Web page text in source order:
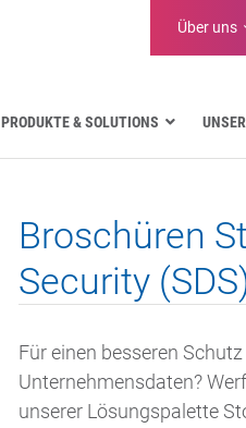
Über uns
PRODUKTE & SOLUTIONS
Kritische Kommunikation
Verteidigung und Militär
Wasserversorgung
Broschüren
Security
Für einen besseren
Unternehmensdaten?
unserer Lösungspalette